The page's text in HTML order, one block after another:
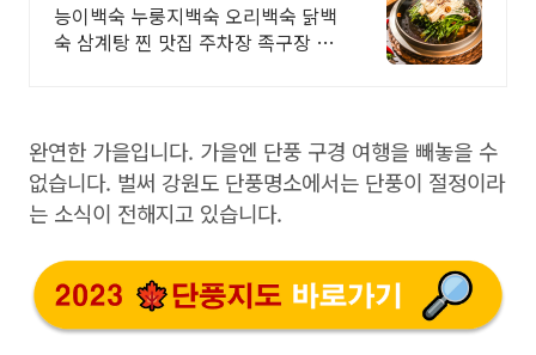
능이백숙 누룽지백숙 오리백숙 닭백
숙 삼계탕 찐 맛집 주차장 족구장 단
완연한 가을입니다. 가을엔 단풍 구경 여행을 빼놓을 수
없습니다. 벌써 강원도 단풍명소에서는 단풍이 절정이라
는 소식이 전해지고 있습니다.